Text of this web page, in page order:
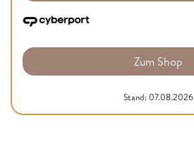
Zum Shop
Stand: 07.08.2026